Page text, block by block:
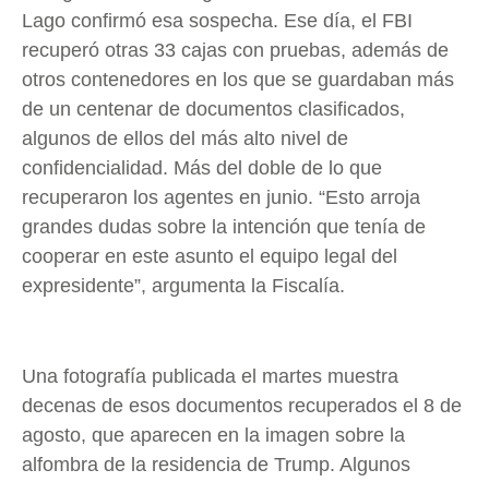
Lago confirmó esa sospecha. Ese día, el FBI
recuperó otras 33 cajas con pruebas, además de
otros contenedores en los que se guardaban más
de un centenar de documentos clasificados,
algunos de ellos del más alto nivel de
confidencialidad. Más del doble de lo que
recuperaron los agentes en junio. “Esto arroja
grandes dudas sobre la intención que tenía de
cooperar en este asunto el equipo legal del
expresidente”, argumenta la Fiscalía.
Una fotografía publicada el martes muestra
decenas de esos documentos recuperados el 8 de
agosto, que aparecen en la imagen sobre la
alfombra de la residencia de Trump. Algunos